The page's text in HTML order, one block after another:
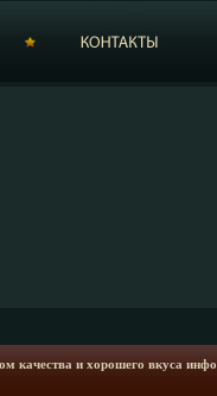
качества и хорошего вкуса инфо